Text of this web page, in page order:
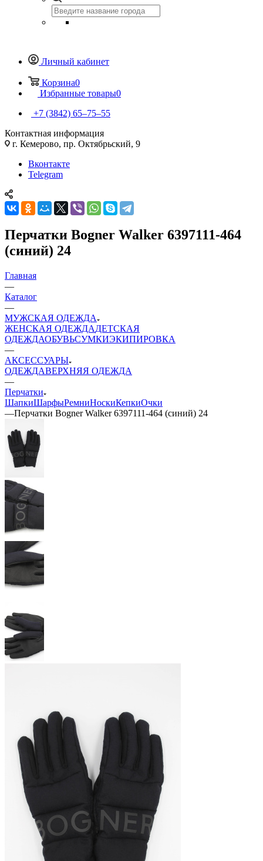
Личный кабинет
Корзина0
Избранные товары0
+7 (3842) 65–75–55
Контактная информация
г. Кемерово, пр. Октябрьский, 9
Вконтакте
Telegram
Перчатки Bogner Walker 6397111-464
(синий) 24
Главная
—
Каталог
—
МУЖСКАЯ ОДЕЖДА
ЖЕНСКАЯ ОДЕЖДАДЕТСКАЯ
ОДЕЖДАОБУВЬСУМКИЭКИПИРОВКА
—
АКСЕССУАРЫ
ОДЕЖДАВЕРХНЯЯ ОДЕЖДА
—
Перчатки
ШапкиШарфыРемниНоскиКепкиОчки
—Перчатки Bogner Walker 6397111-464 (синий) 24